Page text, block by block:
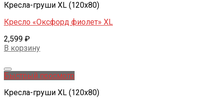
Кресла-груши XL (120x80)
Кресло «Оксфорд фиолет» XL
2,599 ₽
В корзину
Быстрый просмотр
Кресла-груши XL (120x80)